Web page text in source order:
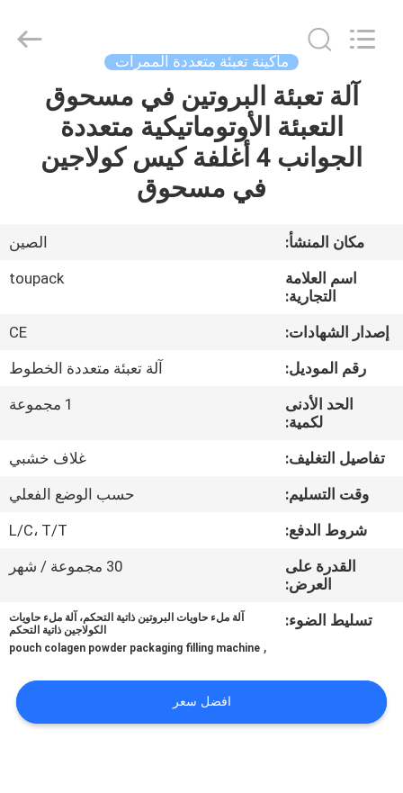
المنتجات
في
المصنع
ضبط
الجودة
اتصل
اطلب
EQUIPMENT
ماكينة تعبئة متعددة الممرات
آلة تعبئة البروتين في مسحوق
التعبئة الأوتوماتيكية متعددة
الجوانب 4 أغلفة كيس كولاجين
في مسحوق
مكان المنشأ:
الصين
اسم العلامة
التجارية:
toupack
إصدار الشهادات:
CE
رقم الموديل:
آلة تعبئة متعددة الخطوط
الحد الأدنى
لكمية:
1 مجموعة
تفاصيل التغليف:
غلاف خشبي
وقت التسليم:
حسب الوضع الفعلي
شروط الدفع:
L/C، T/T
القدرة على
العرض:
30 مجموعة / شهر
تسليط الضوء:
آلة ملء حاويات البروتين ذاتية التحكم، آلة ملء حاويات
الكولاجين ذاتية التحكم
,
pouch colagen powder packaging filling machine
افضل سعر